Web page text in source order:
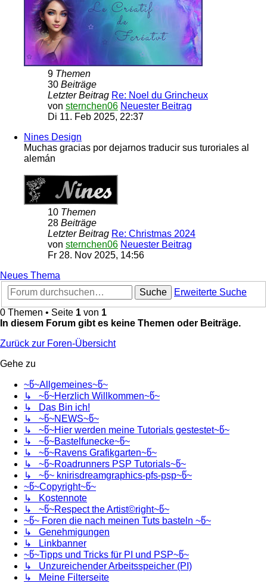
9 Themen
30 Beiträge
Letzter Beitrag Re: Noel du Grincheux
von sternchen06 Neuester Beitrag
Di 11. Feb 2025, 22:37
Nines Design
Muchas gracias por dejarnos traducir sus turoriales al
alemán
10 Themen
28 Beiträge
Letzter Beitrag Re: Christmas 2024
von sternchen06 Neuester Beitrag
Fr 28. Nov 2025, 14:56
Neues Thema
Suche
Erweiterte Suche
0 Themen • Seite 1 von 1
In diesem Forum gibt es keine Themen oder Beiträge.
Zurück zur Foren-Übersicht
Gehe zu
~წ~Allgemeines~წ~
↳ ~წ~Herzlich Willkommen~წ~
↳ Das Bin ich!
↳ ~წ~NEWS~წ~
↳ ~წ~Hier werden meine Tutorials gestestet~წ~
↳ ~წ~Bastelfunecke~წ~
↳ ~წ~Ravens Grafikgarten~წ~
↳ ~წ~Roadrunners PSP Tutorials~წ~
↳ ~წ~ knirisdreamgraphics-pfs-psp~წ~
~წ~Copyright~წ~
↳ Kostennote
↳ ~წ~Respect the Artist©right~წ~
~წ~ Foren die nach meinen Tuts basteln ~წ~
↳ Genehmigungen
↳ Linkbanner
~წ~Tipps und Tricks für PI und PSP~წ~
↳ Unzureichender Arbeitsspeicher (PI)
↳ Meine Filterseite